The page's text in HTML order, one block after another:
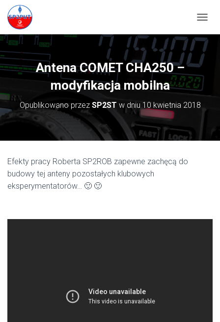
Antena COMET CHA250 –
modyfikacja mobilna
Opublikowano przez SP2ST w dniu 10 kwietnia 2018
Efekty pracy Roberta SP2ROB zapewne zachęcą do
budowy tej anteny pozostałych klubowych
eksperymentatorów… 🙂 🙂